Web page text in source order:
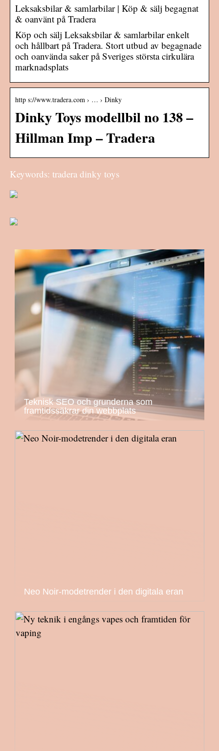
Leksaksbilar & samlarbilar | Köp & sälj begagnat
& oanvänt på Tradera
Köp och sälj Leksaksbilar & samlarbilar enkelt
och hållbart på Tradera. Stort utbud av begagnade
och oanvända saker på Sveriges största cirkulära
marknadsplats
http s://www.tradera.com › … › Dinky
Dinky Toys modellbil no 138 –
Hillman Imp – Tradera
Keywords: tradera dinky toys
Teknisk SEO och grunderna som
framtidssäkrar din webbplats
Neo Noir-modetrender i den digitala eran